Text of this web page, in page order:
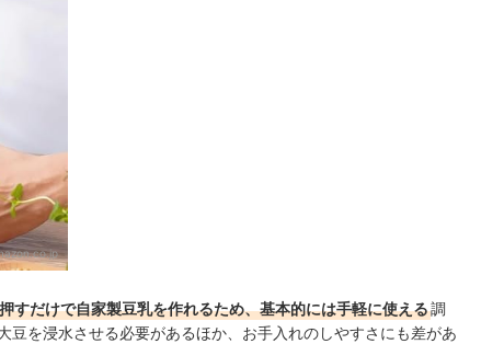
すだけで自家製豆乳を作れるため、基本的には手軽に使える調
豆を浸水させる必要があるほか、お手入れのしやすさにも差があ